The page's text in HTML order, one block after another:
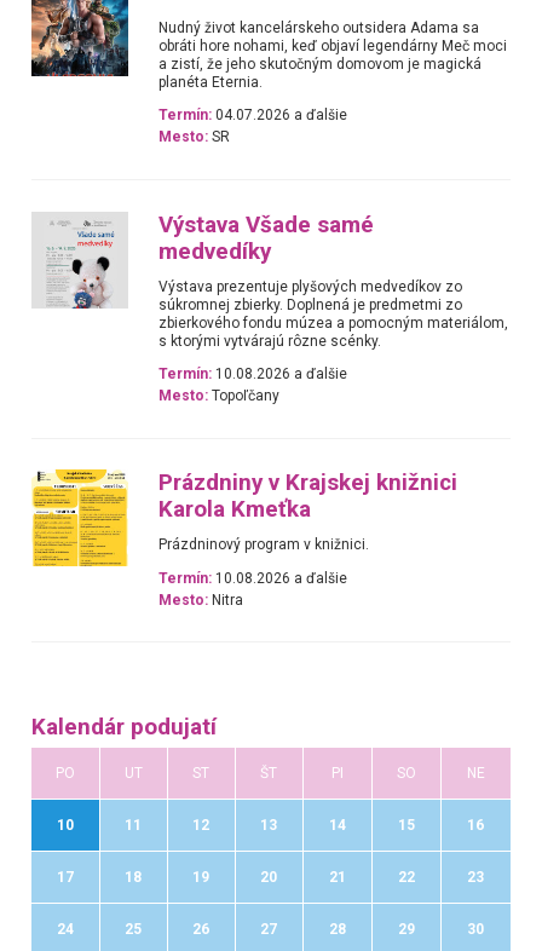
Nudný život kancelárskeho outsidera Adama sa
obráti hore nohami, keď objaví legendárny Meč moci
a zistí, že jeho skutočným domovom je magická
planéta Eternia.
Termín: 04.07.2026 a ďalšie
Mesto: SR
Výstava Všade samé
medvedíky
Výstava prezentuje plyšových medvedíkov zo
súkromnej zbierky. Doplnená je predmetmi zo
zbierkového fondu múzea a pomocným materiálom,
s ktorými vytvárajú rôzne scénky.
Termín: 10.08.2026 a ďalšie
Mesto: Topoľčany
Prázdniny v Krajskej knižnici
Karola Kmeťka
Prázdninový program v knižnici.
Termín: 10.08.2026 a ďalšie
Mesto: Nitra
Kalendár podujatí
PO UT ST ŠT PI SO NE
10 11 12 13 14 15 16
17 18 19 20 21 22 23
24 25 26 27 28 29 30